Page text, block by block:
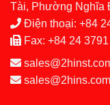
Tài, Phường Nghĩa
Điện thoại: +84
Fax: +84 24